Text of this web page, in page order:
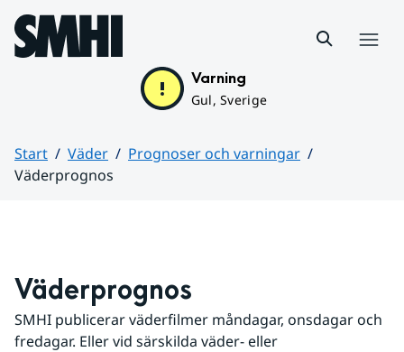
Hoppa till sidans innehåll
Varning
Gul, Sverige
Start Väder
Prognoser och varningar
Väderprognos
Väderprognos
SMHI publicerar väderfilmer måndagar, onsdagar och
fredagar. Eller vid särskilda väder- eller